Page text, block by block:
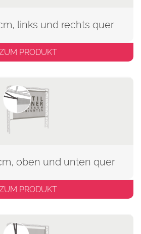
links und rechts quer
PRODUKT
oben und unten quer
PRODUKT